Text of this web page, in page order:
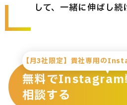
して、一緒に伸ばし続
【月3社限定】貴社専用の
無料でInstagram
相談する